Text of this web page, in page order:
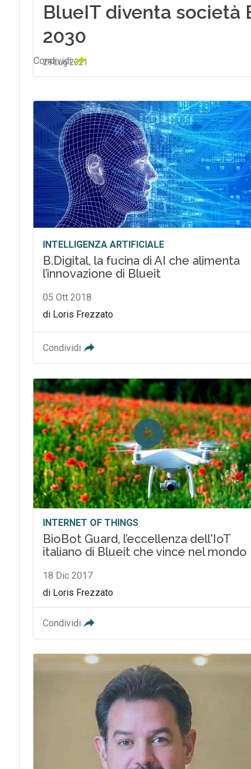
BlueIT diventa società
2030
29 Lug 2021
Condividi
INTELLIGENZA ARTIFICIALE
B.Digital, la fucina di AI che alimenta
l’innovazione di Blueit
05 Ott 2018
di Loris Frezzato
Condividi
INTERNET OF THINGS
BioBot Guard, l’eccellenza dell'IoT
italiano di Blueit che vince nel mondo
18 Dic 2017
di Loris Frezzato
Condividi